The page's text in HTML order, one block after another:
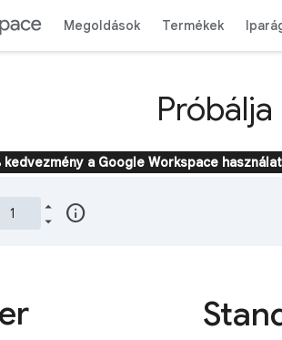
Megoldások Termékek
kedvezmény a Google Workspace
info